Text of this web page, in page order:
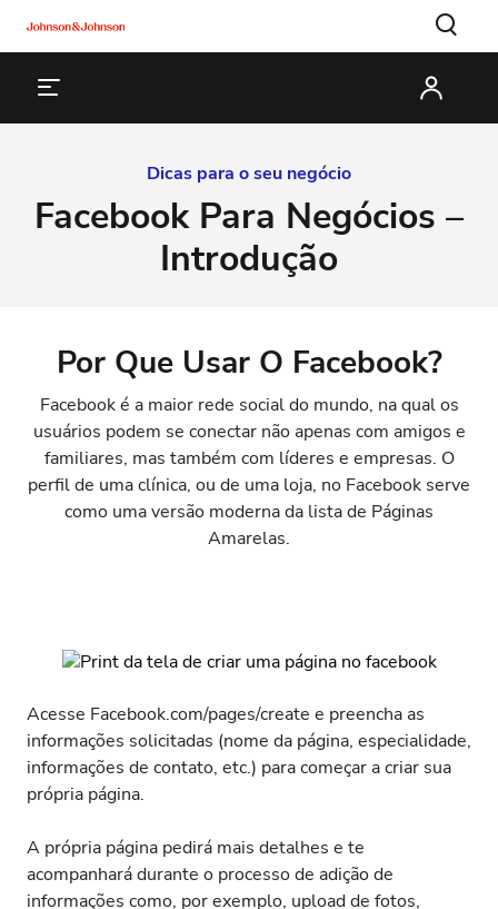
Dicas para o seu negócio
Facebook Para Negócios –
Introdução
Por Que Usar O Facebook?
Facebook é a maior rede social do mundo, na qual os
usuários podem se conectar não apenas com amigos e
familiares, mas também com líderes e empresas. O
perfil de uma clínica, ou de uma loja, no Facebook serve
como uma versão moderna da lista de Páginas
Amarelas.
Acesse Facebook.com/pages/create e preencha as
informações solicitadas (nome da página, especialidade,
informações de contato, etc.) para começar a criar sua
própria página.
A própria página pedirá mais detalhes e te
acompanhará durante o processo de adição de
informações como, por exemplo, upload de fotos,